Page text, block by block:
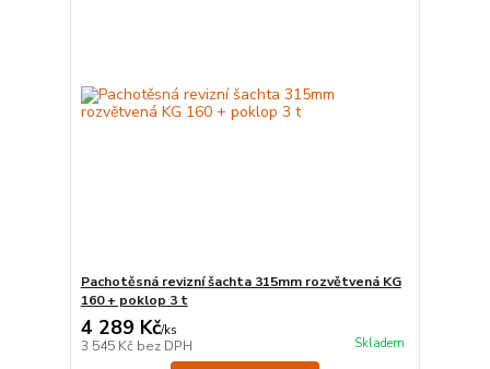
Pachotěsná revizní šachta 315mm rozvětvená KG
160 + poklop 3 t
4 289 Kč/ks
3 545 Kč bez DPH Skladem